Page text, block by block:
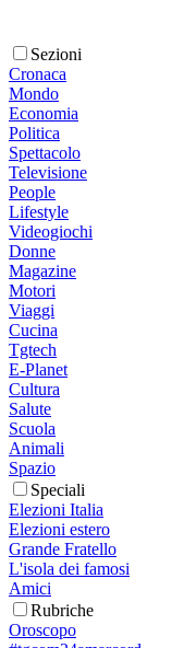
Sezioni
Cronaca
Mondo
Economia
Politica
Spettacolo
Televisione
People
Lifestyle
Videogiochi
Donne
Magazine
Motori
Viaggi
Cucina
Tgtech
E-Planet
Cultura
Salute
Scuola
Animali
Spazio
Speciali
Elezioni Italia
Elezioni estero
Grande Fratello
L'isola dei famosi
Amici
Rubriche
Oroscopo